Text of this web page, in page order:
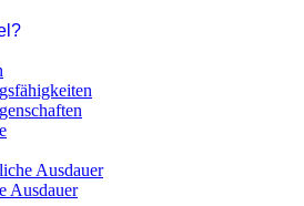
Ausdauer
Ausdauer